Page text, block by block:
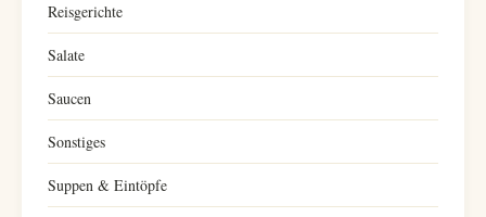
Reisgerichte
Salate
Saucen
Sonstiges
Suppen & Eintöpfe